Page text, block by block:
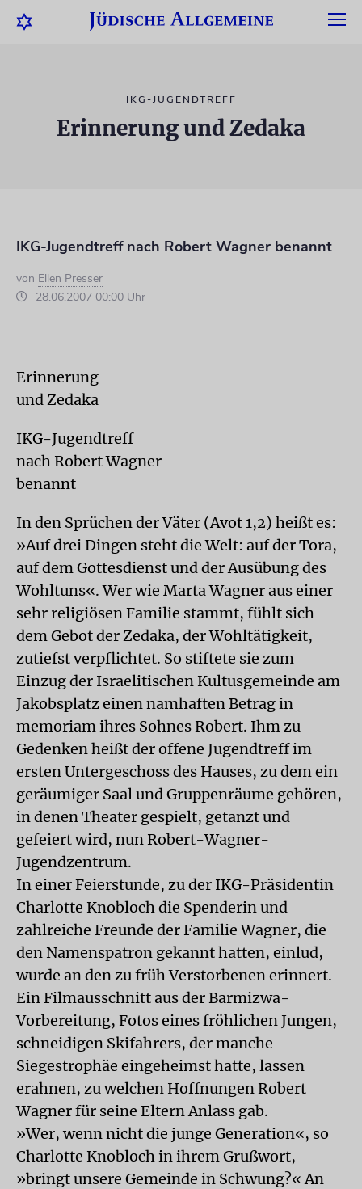
IKG-JUGENDTREFF
Erinnerung und Zedaka
IKG-Jugendtreff nach Robert Wagner benannt
von Ellen Presser
28.06.2007 00:00 Uhr
Erinnerung
und Zedaka
IKG-Jugendtreff
nach Robert Wagner
benannt
In den Sprüchen der Väter (Avot 1,2) heißt es:
»Auf drei Dingen steht die Welt: auf der Tora,
auf dem Gottesdienst und der Ausübung des
Wohltuns«. Wer wie Marta Wagner aus einer
sehr religiösen Familie stammt, fühlt sich
dem Gebot der Zedaka, der Wohltätigkeit,
zutiefst verpflichtet. So stiftete sie zum
Einzug der Israelitischen Kultusgemeinde am
Jakobsplatz einen namhaften Betrag in
memoriam ihres Sohnes Robert. Ihm zu
Gedenken heißt der offene Jugendtreff im
ersten Untergeschoss des Hauses, zu dem ein
geräumiger Saal und Gruppenräume gehören,
in denen Theater gespielt, getanzt und
gefeiert wird, nun Robert-Wagner-
Jugendzentrum.
In einer Feierstunde, zu der IKG-Präsidentin
Charlotte Knobloch die Spenderin und
zahlreiche Freunde der Familie Wagner, die
den Namenspatron gekannt hatten, einlud,
wurde an den zu früh Verstorbenen erinnert.
Ein Filmausschnitt aus der Barmizwa-
Vorbereitung, Fotos eines fröhlichen Jungen,
schneidigen Skifahrers, der manche
Siegestrophäe eingeheimst hatte, lassen
erahnen, zu welchen Hoffnungen Robert
Wagner für seine Eltern Anlass gab.
»Wer, wenn nicht die junge Generation«, so
Charlotte Knobloch in ihrem Grußwort,
»bringt unsere Gemeinde in Schwung?« An